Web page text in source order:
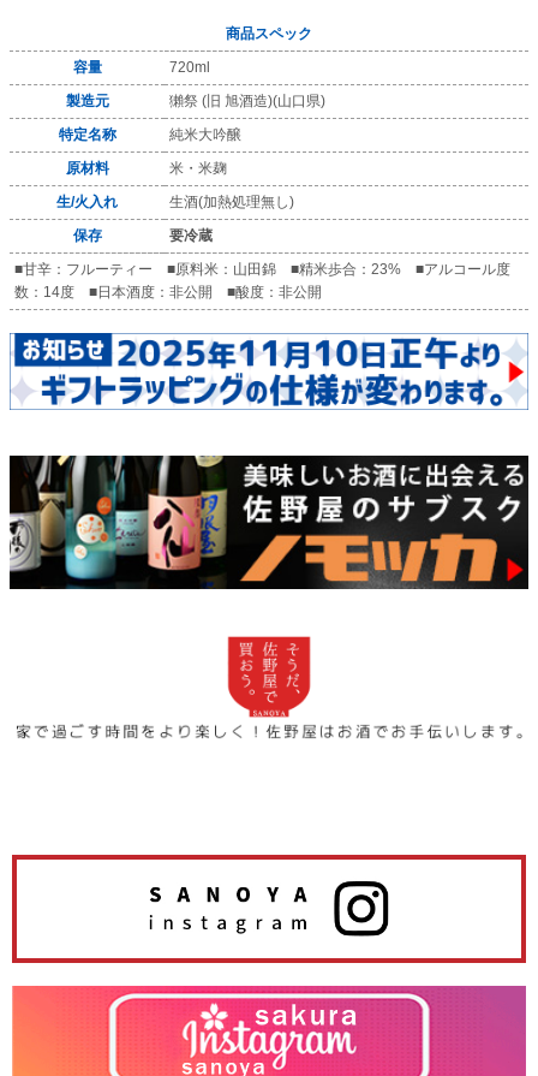
商品スペック
容量
720ml
製造元
獺祭 (旧 旭酒造)(山口県)
特定名称
純米大吟醸
原材料
米・米麹
生/火入れ
生酒(加熱処理無し)
保存
要冷蔵
■甘辛：フルーティー ■原料米：山田錦 ■精米歩合：23% ■アルコール度
数：14度 ■日本酒度：非公開 ■酸度：非公開